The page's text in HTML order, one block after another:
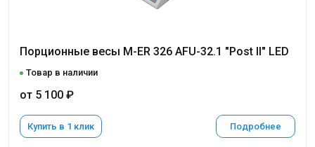
Порционные весы M-ER 326 AFU-32.1 "Post II" LED
Товар в наличии
от 5 100 ₽
Купить в 1 клик Подробнее